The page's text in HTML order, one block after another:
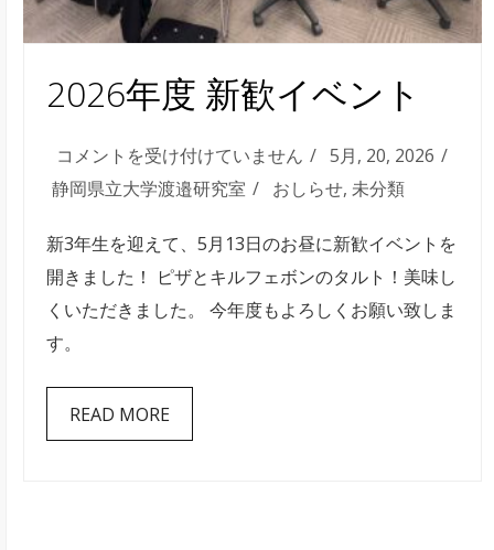
ト
に
協
力
は
2026年度 新歓イベント
2026
年
新
歓
イ
ベ
ン
ト
コメントを受け付けていません
5月, 20, 2026
静岡県立大学渡邉研究室
おしらせ, 未分類
新3年生を迎えて、5月13日のお昼に新歓イベントを
開きました！ ピザとキルフェボンのタルト！美味し
くいただきました。 今年度もよろしくお願い致しま
す。
READ MORE